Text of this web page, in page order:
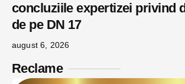
concluziile expertizei privind
de pe DN 17
august 6, 2026
Reclame